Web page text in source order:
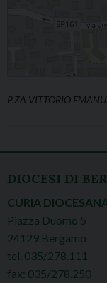
P.ZA VITTORIO
DIOCESI DI
CURIA
Piazza Duomo 5
24129 Bergamo
tel. 035/278.111
fax: 035/278.250